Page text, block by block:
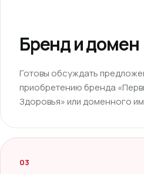
Бренд и домен
Готовы обсуждать
приобретению бренда
Здоровья» или доменного
03